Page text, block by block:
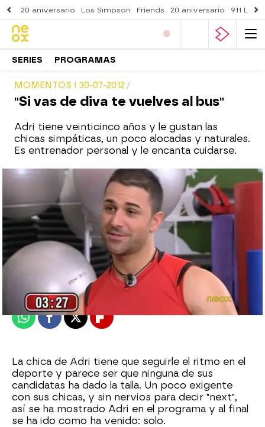
20 aniversario Los Simpson Friends 20 aniversario 911
SERIES PROGRAMAS
MOMENTOS I 30-07-2012
"Si vas de diva te vuelves al bus"
Adri tiene veinticinco años y le gustan las
chicas simpáticas, un poco alocadas y naturales.
Es entrenador personal y le encanta cuidarse.
neox
Madrid
30 de julio de 2012, 16:48
WhatsappFacebook
X Flipboard
La chica de Adri tiene que seguirle el ritmo en el
deporte y parece ser que ninguna de sus
candidatas ha dado la talla. Un poco exigente
con sus chicas, y sin nervios para decir "next",
así se ha mostrado Adri en el programa y al final
se ha ido como ha venido: solo.